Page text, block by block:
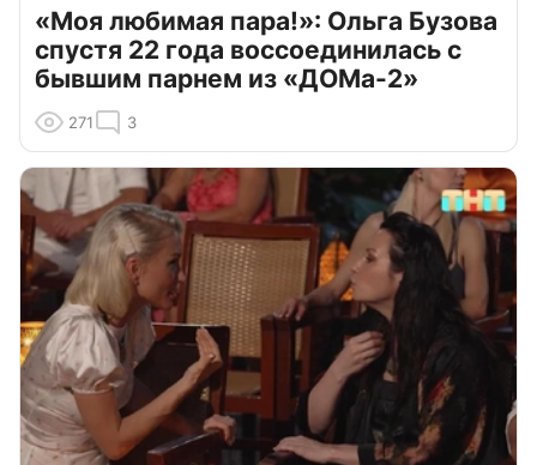
«Моя любимая пара!»: Ольга Бузова
спустя 22 года воссоединилась с
бывшим парнем из «ДОМа-2»
271 3